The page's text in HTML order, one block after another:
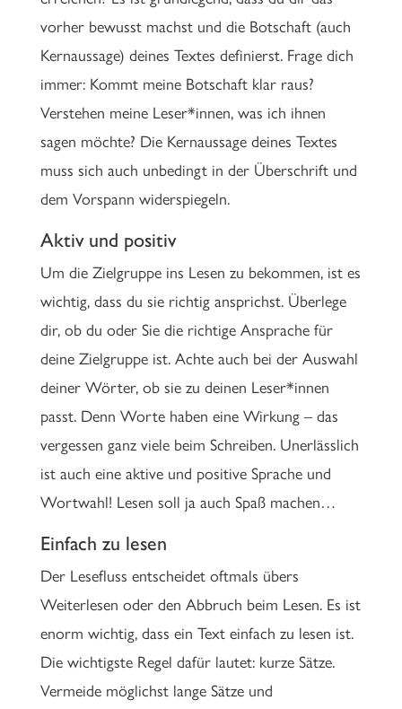
vorher bewusst machst und die Botschaft (auch
Kernaussage) deines Textes definierst. Frage dich
immer: Kommt meine Botschaft klar raus?
Verstehen meine Leser*innen, was ich ihnen
sagen möchte? Die Kernaussage deines Textes
muss sich auch unbedingt in der Überschrift und
dem Vorspann widerspiegeln.
Aktiv und positiv
Um die Zielgruppe ins Lesen zu bekommen, ist es
wichtig, dass du sie richtig ansprichst. Überlege
dir, ob du oder Sie die richtige Ansprache für
deine Zielgruppe ist. Achte auch bei der Auswahl
deiner Wörter, ob sie zu deinen Leser*innen
passt. Denn Worte haben eine Wirkung – das
vergessen ganz viele beim Schreiben. Unerlässlich
ist auch eine aktive und positive Sprache und
Wortwahl! Lesen soll ja auch Spaß machen…
Einfach zu lesen
Der Lesefluss entscheidet oftmals übers
Weiterlesen oder den Abbruch beim Lesen. Es ist
enorm wichtig, dass ein Text einfach zu lesen ist.
Die wichtigste Regel dafür lautet: kurze Sätze.
Vermeide möglichst lange Sätze und